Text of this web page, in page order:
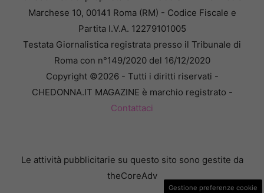
Marchese 10, 00141 Roma (RM) - Codice Fiscale e
Partita I.V.A. 12279101005
Testata Giornalistica registrata presso il Tribunale di
Roma con n°149/2020 del 16/12/2020
Copyright ©2026 - Tutti i diritti riservati -
CHEDONNA.IT MAGAZINE è marchio registrato -
Contattaci
Le attività pubblicitarie su questo sito sono gestite da
theCoreAdv
Gestione preferenze cookie